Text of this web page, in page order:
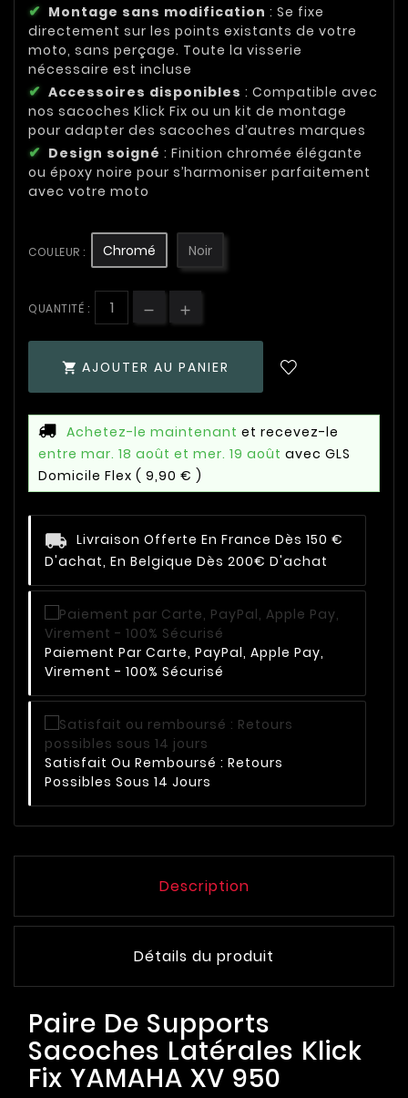
Montage sans modification : Se fixe
directement sur les points existants de votre
moto, sans perçage. Toute la visserie
nécessaire est incluse
Accessoires disponibles : Compatible avec
nos sacoches Klick Fix ou un kit de montage
pour adapter des sacoches d’autres marques
Design soigné : Finition chromée élégante
ou époxy noire pour s’harmoniser parfaitement
avec votre moto
COULEUR : Chromé Noir
QUANTITÉ :
 AJOUTER AU PANIER
Achetez-le maintenant et recevez-le
entre mar. 18 août et mer. 19 août avec GLS
Domicile Flex ( 9,90 € )
Livraison Offerte En France Dès 150 €
D'achat, En Belgique Dès 200€ D'achat
Paiement Par Carte, PayPal, Apple Pay,
Virement - 100% Sécurisé
Satisfait Ou Remboursé : Retours
Possibles Sous 14 Jours
Description
Détails du produit
Paire De Supports
Sacoches Latérales Klick
Fix YAMAHA XV 950